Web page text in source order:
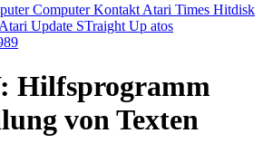
Computer Kontakt Atari Times Hitdisk
Atari Update STraight Up atos
Hilfsprogramm
von Texten